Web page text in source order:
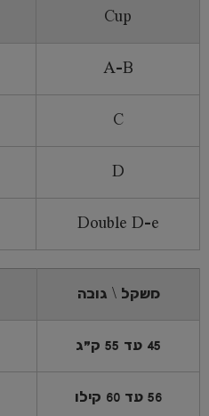
Cup
A-B
C
D
Double D-e
משקל \ גובה
45 עד 55 ק"ג
56 עד 60 קילו